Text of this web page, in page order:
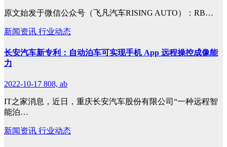
原文始发于微信公众号（飞凡汽车RISING AUTO）：RB…
新闻资讯 行业动态
长安汽车新专利：自动泊车可实现手机 App 远程操控成像能
力
2022-10-17 808, ab
IT之家消息，近日，重庆长安汽车股份有限公司“一种远程智
能泊…
新闻资讯 行业动态